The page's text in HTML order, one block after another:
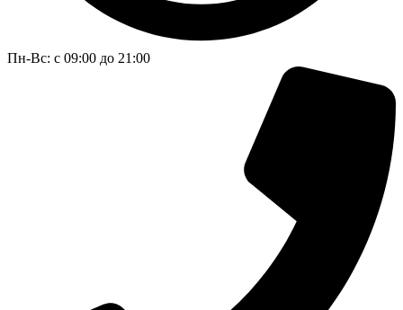
Пн-Вс: с 09:00 до 21:00